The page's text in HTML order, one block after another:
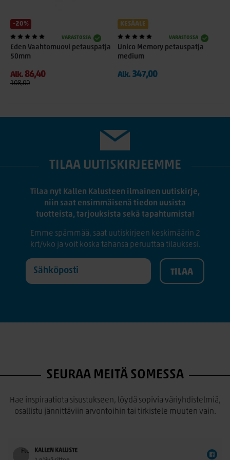
-20%
VARASTOSSA
Eden Vaahtomuovi petauspatja
50mm
Alk. 86,40
108,00
KESÄALE
VARASTOSSA
Unico Memory petauspatja
medium
Alk. 347,00
TILAA UUTISKIRJEEMME
Tilaa nyt Kallen Kalusteen ilmainen uutiskirje,
niin saat ensimmäisenä tiedon uusista
tuotteista, tarjouksista sekä tapahtumista!
Emme spämmää, saat uutiskirjeen keskimäärin 2
krt/vko ja voit koska tahansa peruuttaa tilauksesi.
SEURAA MEITÄ SOMESSA
Hae inspiraatiota sisustukseen, löydä sopivia väriyhdistelmiä,
osallistu jännittäviin arvontoihin tai tirkistele muuten vain.
KALLEN KALUSTE